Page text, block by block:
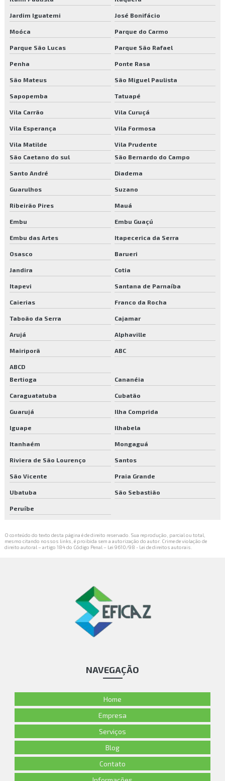
Reflorestamento e paisagismo
Serviço de controle de acesso
Serviço de execução de jardins
Serviço de limpeza pós obra
Serviço de poda de árvores
Serviço de poda e jardinagem
Serviço de reflorestamento
Serviços de facilities
Serviços de jardinagem preço
Serviços de manutenção de jardim
Serviços de manutenção predial
Terceirização de facilities
Terceirização de portaria
Terceirização de portaria de condomínio
Terceirização de portaria e limpeza
Terceirização de serviços de limpeza
Transplante de árvores
Venda de plantas
Jardim Iguatemi José Bonifácio
Moóca Parque do Carmo
Parque São Lucas Parque São Rafael
Penha Ponte Rasa
São Mateus São Miguel Paulista
Sapopemba Tatuapé
Vila Carrão Vila Curuçá
Vila Esperança Vila Formosa
Vila Matilde
Vila Prudente
São Caetano do sul
São Bernardo do Campo
Santo André Diadema
Guarulhos Suzano
Ribeirão Pires Mauá
Embu Embu Guaçú
Embu das Artes Itapecerica da Serra
Osasco Barueri
Jandira Cotia
Itapevi Santana de Parnaíba
Caierias Franco da Rocha
Taboão da Serra Cajamar
Arujá Alphaville
Mairiporã ABC
ABCD
Bertioga
Cananéia
Caraguatatuba Cubatão
Guarujá Ilha Comprida
Iguape Ilhabela
Itanhaém Mongaguá
Riviera de São Lourenço Santos
São Vicente Praia Grande
Ubatuba São Sebastião
Peruíbe
O conteúdo do texto desta página é de direito reservado. Sua reprodução, parcial ou total,
mesmo citando nossos links, é proibida sem a autorização do autor. Crime de violação de
direito autoral – artigo 184 do Código Penal – Lei 9610/98 - Lei de direitos autorais
NAVEGAÇÃO
Home
Empresa
Serviços
Blog
Contato